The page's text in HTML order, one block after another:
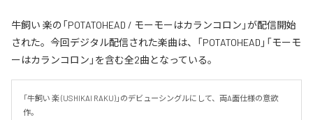
牛飼い 楽の「POTATOHEAD / モーモーはカランコロン」が配信開始
された。今回デジタル配信された楽曲は、「POTATOHEAD」「モーモ
ーはカランコロン」を含む全2曲となっている。
「牛飼い 楽 (USHIKAI RAKU)」のデビューシングルにして、両A面仕様の意欲
作。